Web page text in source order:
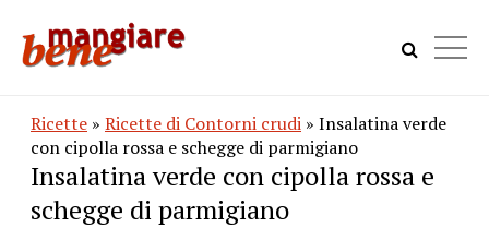
Ricette » Ricette di Contorni crudi » Insalatina verde
con cipolla rossa e schegge di parmigiano
Insalatina verde con cipolla rossa e
schegge di parmigiano